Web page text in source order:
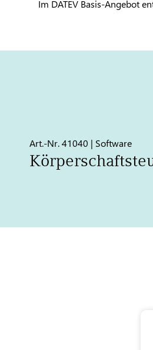
Im DATEV Basis-Angebot
Art.-Nr. 41040 | Software